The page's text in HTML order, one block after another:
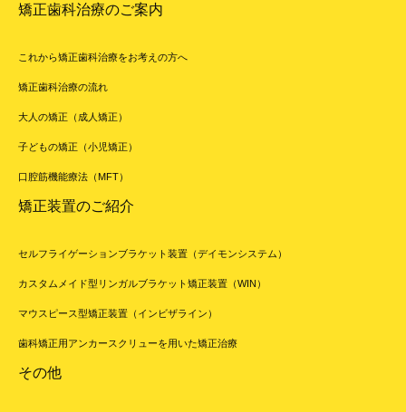
矯正歯科治療のご案内
これから矯正歯科治療をお考えの方へ
矯正歯科治療の流れ
大人の矯正（成人矯正）
子どもの矯正（小児矯正）
口腔筋機能療法（MFT）
矯正装置のご紹介
セルフライゲーションブラケット装置（デイモンシステム）
カスタムメイド型リンガルブラケット矯正装置（WIN）
マウスピース型矯正装置（インビザライン）
歯科矯正用アンカースクリューを用いた矯正治療
その他